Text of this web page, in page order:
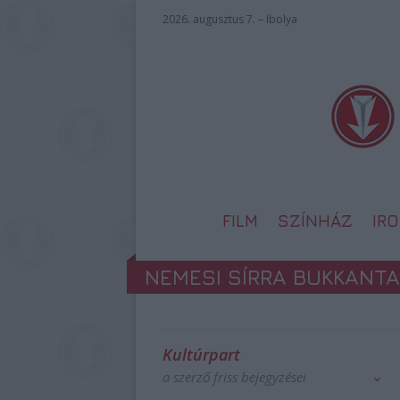
2026. augusztus 7. – Ibolya
FILM SZÍNHÁZ
NEMESI SÍRRA
Kultúrpart
a szerző friss bejegyzései